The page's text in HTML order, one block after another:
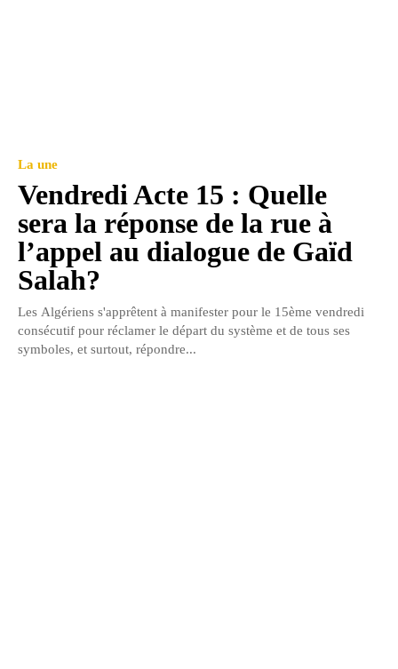
La une
Vendredi Acte 15 : Quelle
sera la réponse de la rue à
l’appel au dialogue de Gaïd
Salah?
Les Algériens s'apprêtent à manifester pour le 15ème vendredi
consécutif pour réclamer le départ du système et de tous ses
symboles, et surtout, répondre...